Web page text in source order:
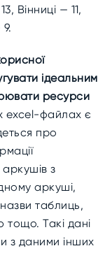
Вінниці — 11,
ідеальним
ресурси
excel-файлах є
про
з
аркуші,
таблиць,
Такі дані
з даними інших